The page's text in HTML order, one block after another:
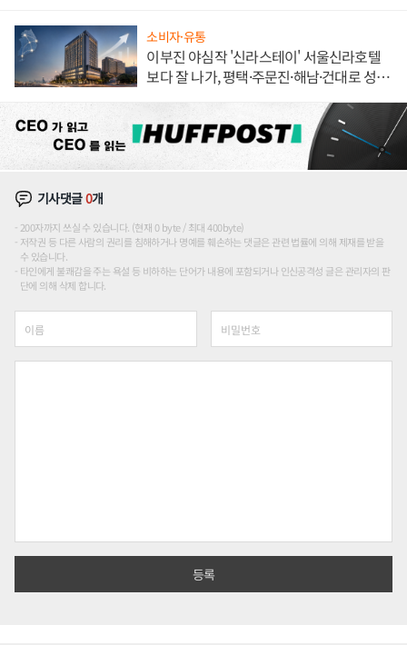
소비자·유통
이부진 야심작 '신라스테이' 서울신라호텔
보다 잘 나가, 평택·주문진·해남·건대로 성
기사댓글0개
200자까지 쓰실 수 있습니다. (현재 0 byte / 최대 400byte)
저작권 등 다른 사람의 권리를 침해하거나 명예를 훼손하는 댓글은 관련 법률에 의해 제재를 받을
수 있습니다.
타인에게 불쾌감을 주는 욕설 등 비하하는 단어가 내용에 포함되거나 인신공격성 글은 관리자의 판
단에 의해 삭제 합니다.